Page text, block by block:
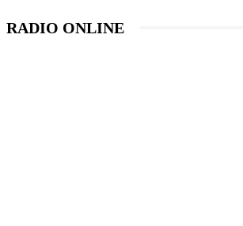
RADIO ONLINE